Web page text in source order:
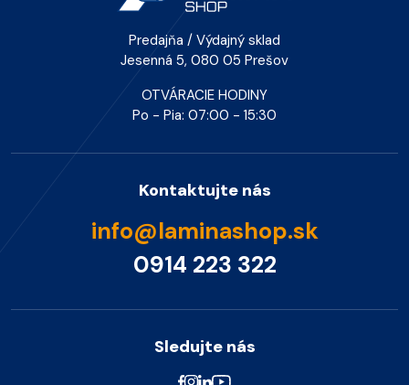
Predajňa / Výdajný sklad
Jesenná 5, 080 05 Prešov
OTVÁRACIE HODINY
Po - Pia: 07:00 - 15:30
Kontaktujte nás
info@laminashop.sk
0914 223 322
Sledujte nás